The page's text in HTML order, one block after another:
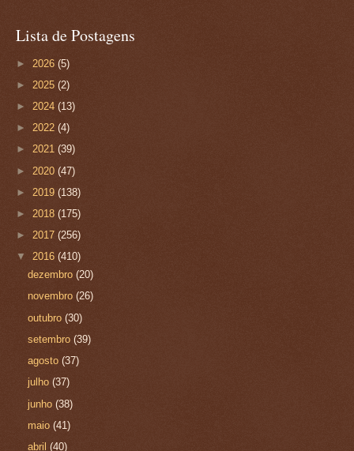
Lista de Postagens
► 2026 (5)
► 2025 (2)
► 2024 (13)
► 2022 (4)
► 2021 (39)
► 2020 (47)
► 2019 (138)
► 2018 (175)
► 2017 (256)
▼ 2016 (410)
dezembro(20)
novembro(26)
outubro(30)
setembro(39)
agosto(37)
julho(37)
junho(38)
maio(41)
abril(40)